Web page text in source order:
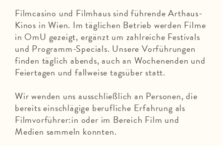
Filmcasino und Filmhaus sind führende Arthaus-
Kinos in Wien. Im täglichen Betrieb werden Filme
in OmU gezeigt, ergänzt um zahlreiche Festivals
und Programm-Specials. Unsere Vorführungen
finden täglich abends, auch an Wochenenden und
Feiertagen und fallweise tagsüber statt.
Wir wenden uns ausschließlich an Personen, die
bereits einschlägige berufliche Erfahrung als
Filmvorführer:in oder im Bereich Film und
Medien sammeln konnten.